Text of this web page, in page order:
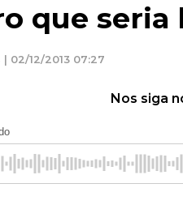
que seria
02/12/2013 07:27
Nos siga